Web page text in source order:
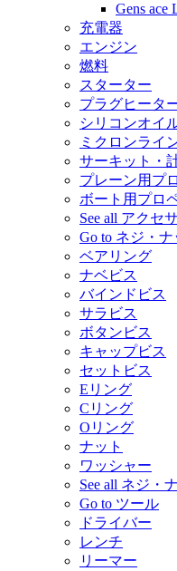
Gens ace
充電器
エンジン
燃料
スターター
プラグヒータ
シリコンオイ
ミクロンライ
サーキット・
プレーン用プ
ボート用プロ
See all アクセ
Go to ネジ・ナ
ベアリング
ナベビス
バインドビス
サラビス
ボタンビス
キャップビス
セットビス
Eリング
Cリング
Oリング
ナット
ワッシャー
See all ネジ・
Go to ツール
ドライバー
レンチ
リーマー